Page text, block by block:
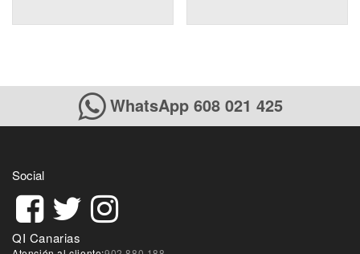
WhatsApp 608 021 425
Social
QI Canarias